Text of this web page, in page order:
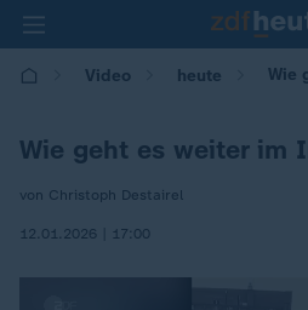
Video heute Wie
Wie geht es weiter im
von Christoph Destairel
12.01.2026 | 17:00